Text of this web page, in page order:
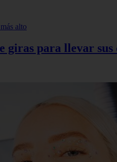
para llevar sus